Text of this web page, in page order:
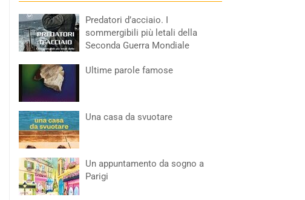
Predatori d’acciaio. I
sommergibili più letali della
Seconda Guerra Mondiale
Ultime parole famose
Una casa da svuotare
Un appuntamento da sogno a
Parigi